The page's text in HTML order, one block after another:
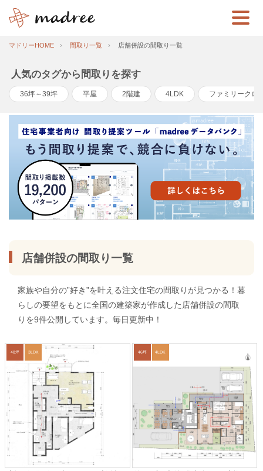
マドリーHOME 間取り一覧 店舗併設の間取り一覧
人気のタグから間取りを探す
36坪～39坪 平屋 2階建 4LDK ファミリークロ
店舗併設の間取り一覧
家族や自分の”好き”を叶える注文住宅の間取りが見つかる！暮
らしの要望をもとに全国の建築家が作成した店舗併設の間取
りを9件公開しています。毎日更新中！
48坪 3LDK 46坪 4LDK